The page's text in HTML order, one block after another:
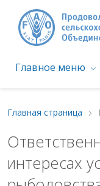
Главное меню
Главная страница
интересах